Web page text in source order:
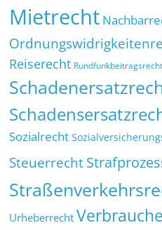
Mietrecht
Reiserecht Rundfunkbeitragsrecht
Sozialrecht
Steuerrecht
Urheberrecht